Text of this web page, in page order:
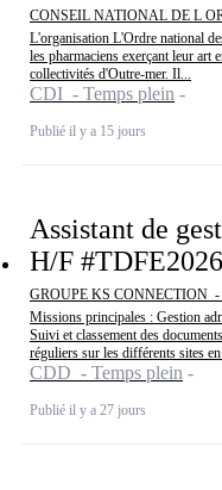
CONSEIL NATIONAL DE L
L'organisation L'Ordre national
les pharmaciens exerçant leur art
collectivités d'Outre-mer. Il...
CDI - Temps plein
Publié il y a 15 jours
Assistant de
H/F #TDFE2026
GROUPE KS CONNECTION -
Missions principales : Gestion
Suivi et classement des
réguliers sur les différents sites
CDD - Temps plein
Publié il y a 27 jours